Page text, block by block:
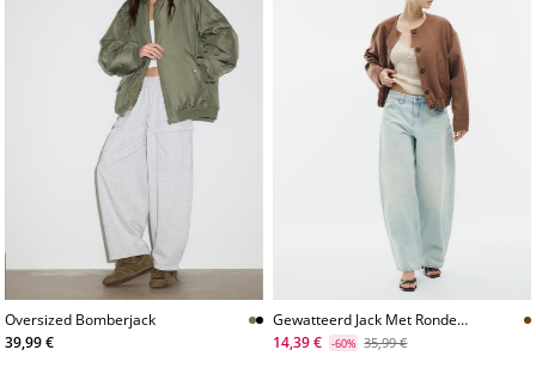
Oversized Bomberjack
39,99 €
Gewatteerd Jack Met Ronde
Hals
14,39 € -60% 35,99 €